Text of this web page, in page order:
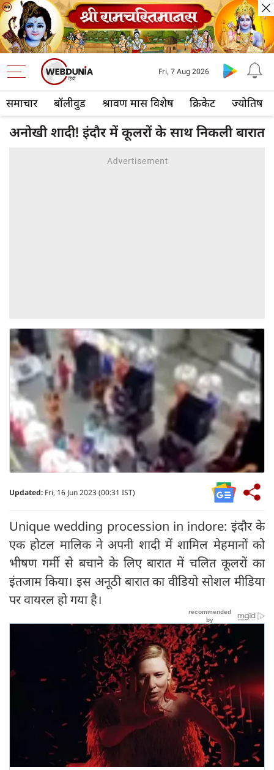
समाचार बॉलीवुड श्रावण मास विशेष क्रिकेट ज्योतिष
Fri, 7 Aug 2026
अनोखी शादी! इंदौर में कूलरों के साथ निकली बारात
Updated: Fri, 16 Jun 2023 (00:31 IST)
Unique wedding procession in indore: इंदौर के
एक होटल मालिक ने अपनी शादी में शामिल मेहमानों को
भीषण गर्मी से बचाने के लिए बारात में चलित कूलरों का
इंतजाम किया। इस अनूठी बारात का वीडियो सोशल मीडिया
पर वायरल हो गया है।